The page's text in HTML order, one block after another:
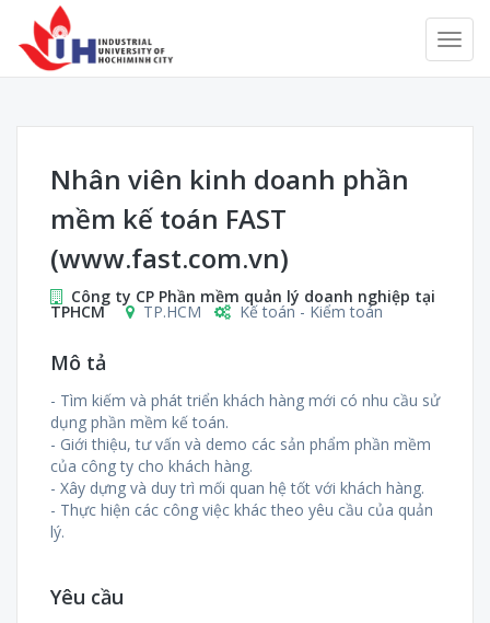
Nhân viên kinh doanh phần
mềm kế toán FAST
(www.fast.com.vn)
Công ty CP Phần mềm quản lý doanh nghiệp tại
TPHCM TP.HCM Kế toán - Kiểm toán
Mô tả
- Tìm kiếm và phát triển khách hàng mới có nhu cầu sử
dụng phần mềm kế toán.
- Giới thiệu, tư vấn và demo các sản phẩm phần mềm
của công ty cho khách hàng.
- Xây dựng và duy trì mối quan hệ tốt với khách hàng.
- Thực hiện các công việc khác theo yêu cầu của quản
lý.
Yêu cầu